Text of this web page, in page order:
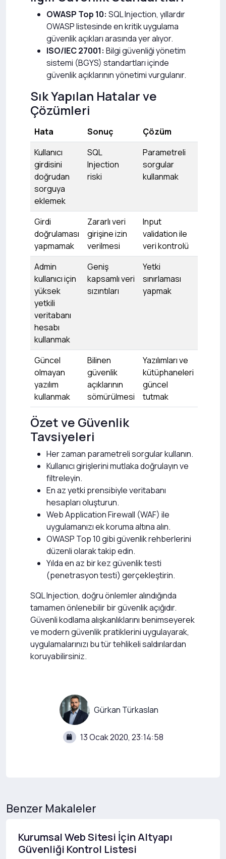
OWASP Top 10: SQL Injection, yıllardır
OWASP listesinde en kritik uygulama
güvenlik açıkları arasında yer alıyor.
ISO/IEC 27001: Bilgi güvenliği yönetim
sistemi (BGYS) standartları içinde
güvenlik açıklarının yönetimi vurgulanır.
Sık Yapılan Hatalar ve
Çözümleri
Hata Sonuç
Çözüm
Kullanıcı
girdisini
doğrudan
sorguya
eklemek
SQL
Injection
riski
Parametreli
sorgular
kullanmak
Girdi
doğrulaması
yapmamak
Zararlı veri
girişine izin
verilmesi
Input
validation ile
veri kontrolü
Admin
kullanıcı için
yüksek
yetkili
veritabanı
hesabı
kullanmak
Geniş
kapsamlı veri
sızıntıları
Yetki
sınırlaması
yapmak
Güncel
olmayan
yazılım
kullanmak
Bilinen
güvenlik
açıklarının
sömürülmesi
Yazılımları ve
kütüphaneleri
güncel
tutmak
Özet ve Güvenlik
Tavsiyeleri
Her zaman parametreli sorgular kullanın.
Kullanıcı girişlerini mutlaka doğrulayın ve
filtreleyin.
En az yetki prensibiyle veritabanı
hesapları oluşturun.
Web Application Firewall (WAF) ile
uygulamanızı ek koruma altına alın.
OWASP Top 10 gibi güvenlik rehberlerini
düzenli olarak takip edin.
Yılda en az bir kez güvenlik testi
(penetrasyon testi) gerçekleştirin.
SQL Injection, doğru önlemler alındığında
tamamen önlenebilir bir güvenlik açığıdır.
Güvenli kodlama alışkanlıklarını benimseyerek
ve modern güvenlik pratiklerini uygulayarak,
uygulamalarınızı bu tür tehlikeli saldırılardan
koruyabilirsiniz.
Gürkan Türkaslan
13 Ocak 2020, 23:14:58
Benzer Makaleler
Kurumsal Web Sitesi İçin Altyapı
Güvenliği Kontrol Listesi